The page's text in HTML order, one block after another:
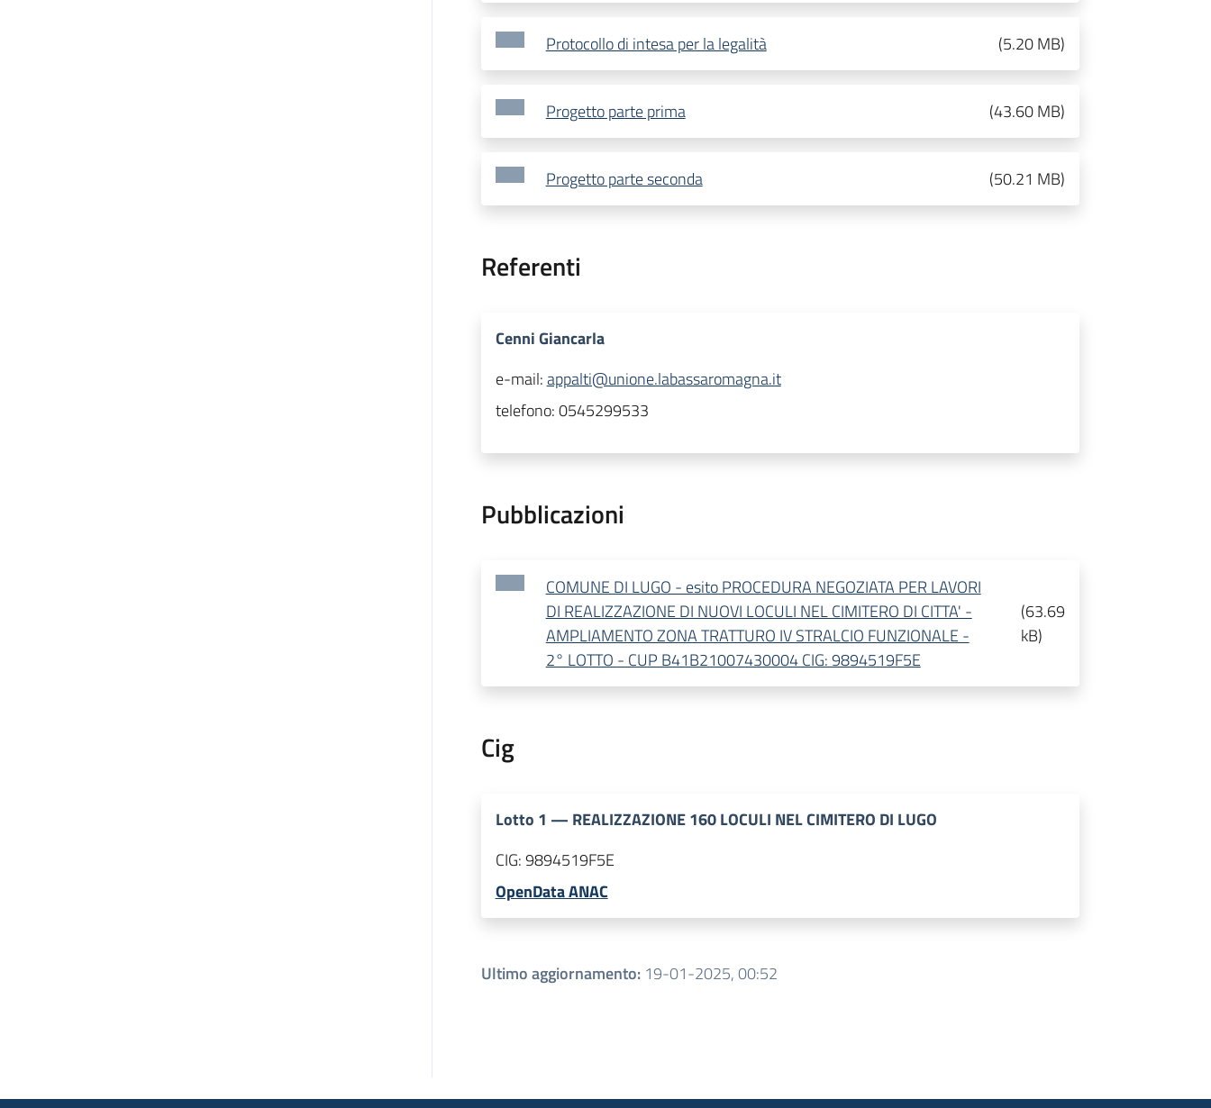
Protocollo di intesa per la legalità (5.20 MB)
Progetto parte prima (43.60 MB)
Progetto parte seconda (50.21 MB)
Referenti
Cenni Giancarla
e-mail:appalti@unione.labassaromagna.it
telefono:0545299533
Pubblicazioni
COMUNE DI LUGO - esito PROCEDURA NEGOZIATA PER LAVORI
DI REALIZZAZIONE DI NUOVI LOCULI NEL CIMITERO DI CITTA' -
AMPLIAMENTO ZONA TRATTURO IV STRALCIO FUNZIONALE -
2° LOTTO - CUP B41B21007430004 CIG: 9894519F5E
(63.69
kB)
Cig
Lotto 1 — REALIZZAZIONE 160 LOCULI NEL CIMITERO DI LUGO
CIG:9894519F5E
OpenData ANAC
Ultimo aggiornamento: 19-01-2025, 00:52